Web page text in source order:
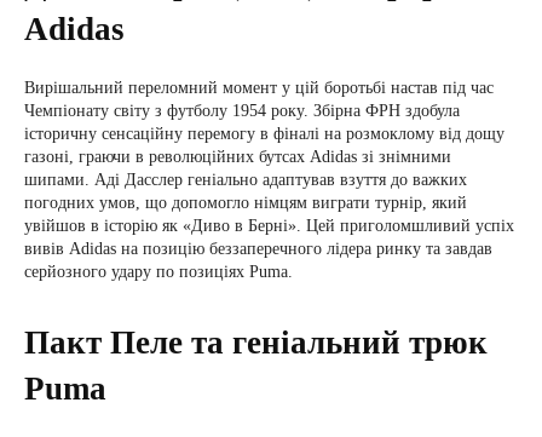
Adidas
Вирішальний переломний момент у цій боротьбі настав під час
Чемпіонату світу з футболу 1954 року. Збірна ФРН здобула
історичну сенсаційну перемогу в фіналі на розмоклому від дощу
газоні, граючи в революційних бутсах Adidas зі знімними
шипами. Аді Дасслер геніально адаптував взуття до важких
погодних умов, що допомогло німцям виграти турнір, який
увійшов в історію як «Диво в Берні». Цей приголомшливий успіх
вивів Adidas на позицію беззаперечного лідера ринку та завдав
серйозного удару по позиціях Puma.
Пакт Пеле та геніальний трюк
Puma